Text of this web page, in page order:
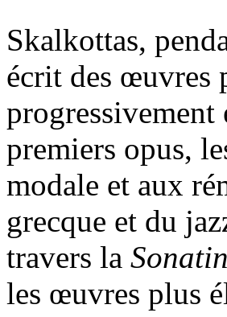
Skalkottas,
écrit des œuvres
progressivement
premiers opus,
modale et aux
grecque et du
travers la
les œuvres plus